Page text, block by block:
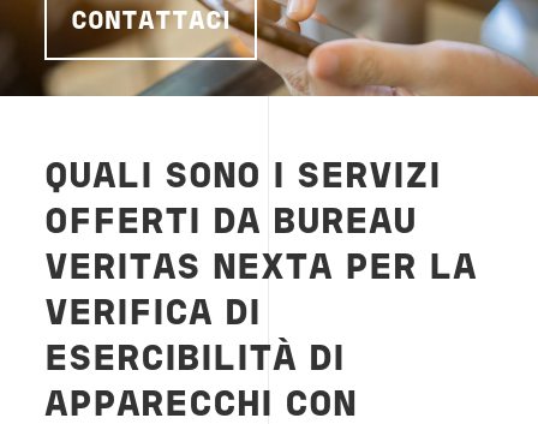
CONTATTACI
QUALI SONO I SERVIZI
OFFERTI DA BUREAU
VERITAS NEXTA PER LA
VERIFICA DI
ESERCIBILITÀ DI
APPARECCHI CON